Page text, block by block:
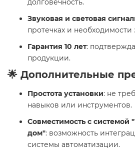
долговечность.
Звуковая и световая
протечках и необходимости
Гарантия 10 лет:
продукции.
🌟 Дополнительные
Простота установки: не
навыков или инструментов.
Совместимость с системой
дом": возможность
системы автоматизации.